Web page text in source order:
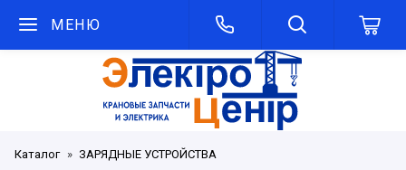
МЕНЮ
Каталог
ЗАРЯДНЫЕ УСТРОЙСТВА